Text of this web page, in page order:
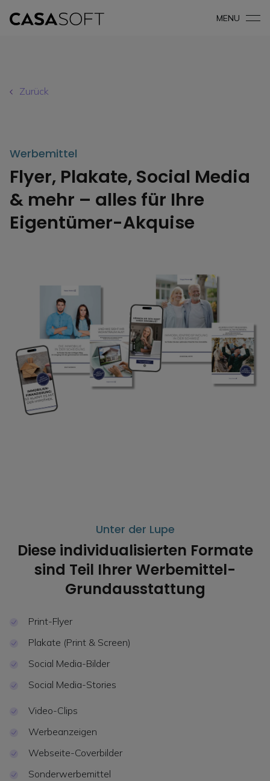
MENU
Zurück
Werbemittel
Flyer, Plakate, Social Media
& mehr – alles für Ihre
Eigentümer-Akquise
Unter der Lupe
Diese individualisierten Formate
sind Teil Ihrer Werbemittel-
Grundausstattung
Print-Flyer
Plakate (Print & Screen)
Social Media-Bilder
Social Media-Stories
Video-Clips
Werbeanzeigen
Webseite-Coverbilder
Sonderwerbemittel